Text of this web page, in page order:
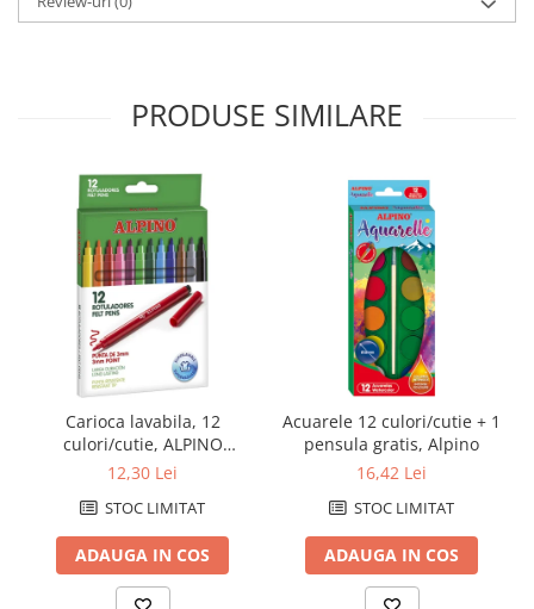
PRODUSE SIMILARE
Carioca lavabila, 12
culori/cutie, ALPINO
Standard - culori clasice
12,30 Lei
STOC LIMITAT
ADAUGA IN COS
Acuarele 12 culori/cutie + 1
pensula gratis, Alpino
16,42 Lei
STOC LIMITAT
ADAUGA IN COS